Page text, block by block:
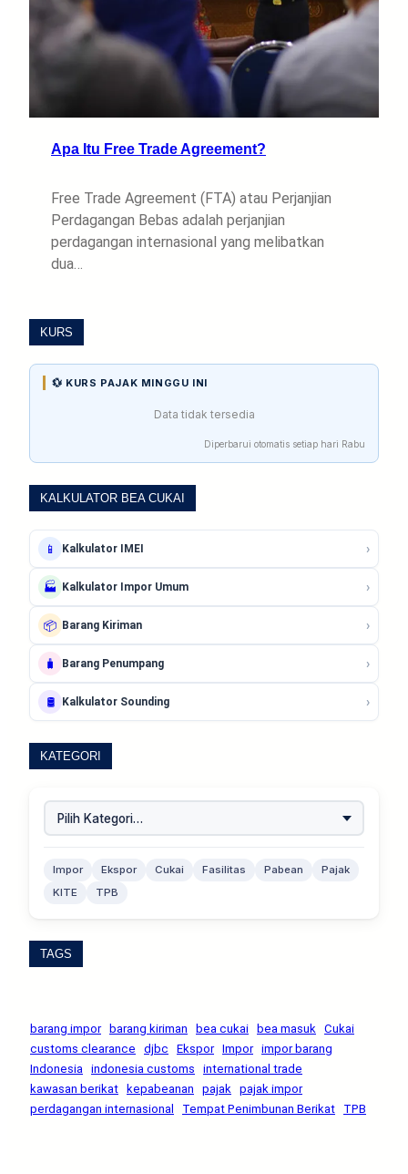
Apa Itu Free Trade Agreement?
Free Trade Agreement (FTA) atau Perjanjian
Perdagangan Bebas adalah perjanjian
perdagangan internasional yang melibatkan
dua…
KURS
💱 KURS PAJAK MINGGU INI
Data tidak tersedia
Diperbarui otomatis setiap hari Rabu
KALKULATOR BEA CUKAI
📱 Kalkulator IMEI ›
🏭 Kalkulator Impor Umum ›
📦 Barang Kiriman ›
🧳 Barang Penumpang ›
🛢️ Kalkulator Sounding ›
KATEGORI
Impor Ekspor Cukai Fasilitas Pabean
Pajak
KITE
TPB
TAGS
barang impor barang kiriman bea cukai bea masuk Cukai
customs clearance
djbc Ekspor Impor impor barang
Indonesia indonesia customs
international trade
kawasan berikat
kepabeanan pajak pajak impor
perdagangan internasional
Tempat Penimbunan Berikat TPB